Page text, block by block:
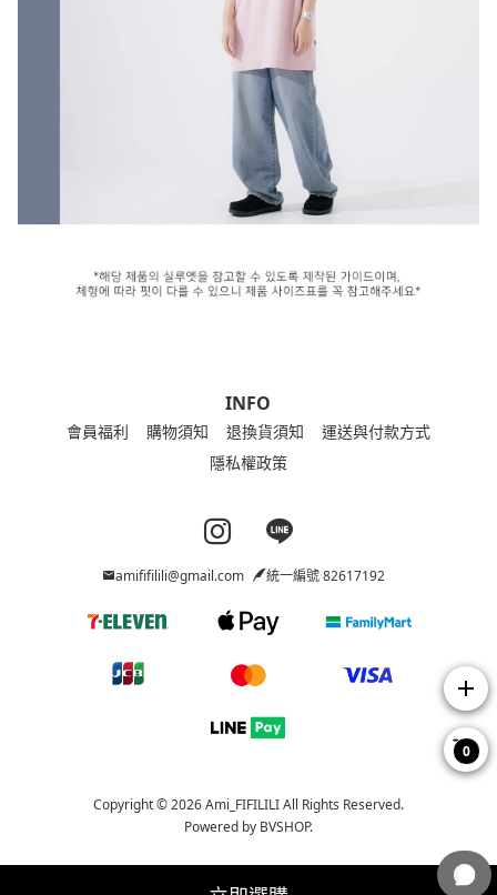
INFO
會員福利 購物須知 退換貨須知
運送與付款方式
隱私權政策
Instagram page
Line page
amififilili@gmail.com 統一編號 82617192
Copyright © 2026 Ami_FIFILILI All Rights Reserved.
Powered by BVSHOP.
add
0